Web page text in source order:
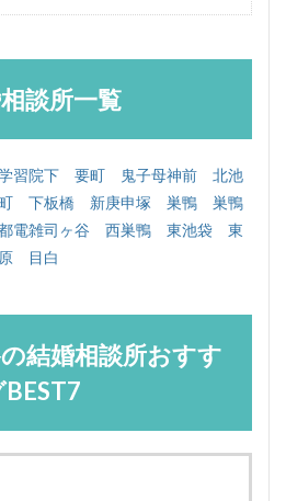
談所一覧
習院下 要町 鬼子母神前
北池
下板橋 新庚申塚 巣鴨
巣鴨
電雑司ヶ谷 西巣鴨 東池袋
東
目白
結婚相談所おすす